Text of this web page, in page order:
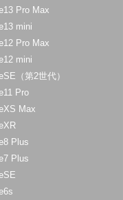
Pro Max
mini
Pro Max
mini
（第2世代）
Pro
Max
Plus
Plus